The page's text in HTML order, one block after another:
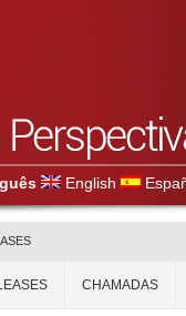
English
CHAMADAS